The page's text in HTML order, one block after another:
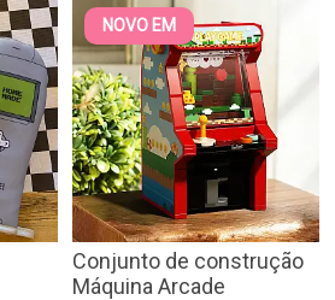
NOVO EM
Conjunto de construção
Máquina Arcade